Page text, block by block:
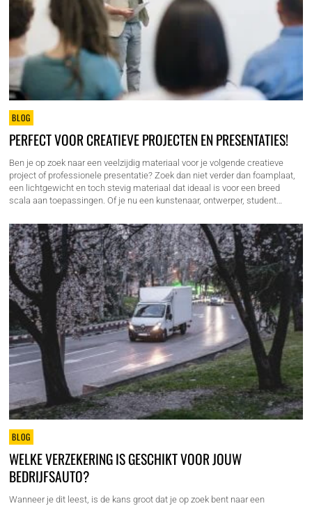
BLOG
PERFECT VOOR CREATIEVE PROJECTEN EN PRESENTATIES!
Ben je op zoek naar een veelzijdig materiaal voor je volgende creatieve
project of professionele presentatie? Zoek dan niet verder dan foamplaat,
een lichtgewicht en toch stevig materiaal dat ideaal is voor een breed
scala aan toepassingen. Of je nu een kunstenaar, ontwerper, student…
BLOG
WELKE VERZEKERING IS GESCHIKT VOOR JOUW
BEDRIJFSAUTO?
Wanneer je dit leest, is de kans groot dat je op zoek bent naar een